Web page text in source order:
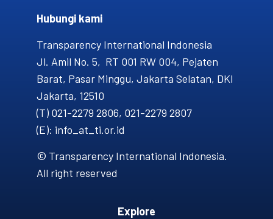
Hubungi kami​
Transparency International Indonesia
Jl. Amil No. 5, RT 001 RW 004, Pejaten
Barat, Pasar Minggu, Jakarta Selatan, DKI
Jakarta, 12510
(T) 021-2279 2806, 021-2279 2807
(E): info_at_ti.or.id
© Transparency International Indonesia.
All right reserved
Explore